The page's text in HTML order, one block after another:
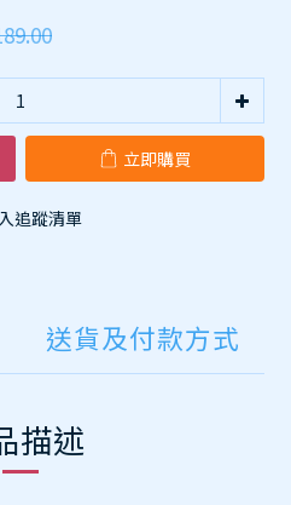
立即購買
追蹤清單
送貨及付款方式
描述